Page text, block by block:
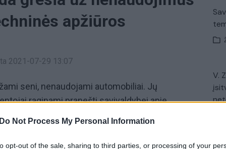
Do Not Process My Personal Information
opt-out of the sale, sharing to third parties, or processing of your
apžiūros
2021-07-29 13:07
seni, nenaudojami automobiliai. Jų
raginami pranešti savivaldybei apie
Per porą metų, Vilniuje nutempta ir utilizuota
mašinų.
V.